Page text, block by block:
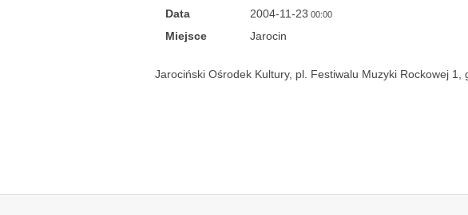
Data
2004-11-23 00:00
Miejsce Jarocin
Jarociński Ośrodek Kultury, pl. Festiwalu Muzyki Rockowej